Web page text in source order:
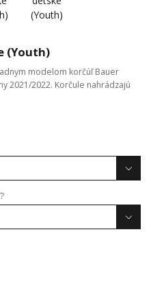
(Youth)
modelom korčúľ Bauer
2021/2022. Korčule nahrádzajú